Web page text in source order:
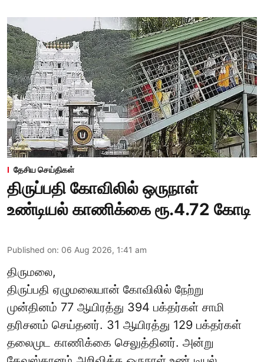
தேசிய செய்திகள்
திருப்பதி கோவிலில் ஒருநாள்
உண்டியல் காணிக்கை ரூ.4.72 கோடி
Published on: 06 Aug 2026, 1:41 am
திருமலை,
திருப்பதி ஏழுமலையான் கோவிலில் நேற்று
முன்தினம் 77 ஆயிரத்து 394 பக்தர்கள் சாமி
தரிசனம் செய்தனர். 31 ஆயிரத்து 129 பக்தர்கள்
தலைமுட காணிக்கை செலுத்தினர். அன்று